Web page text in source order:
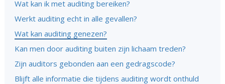
Wat kan ik met auditing bereiken?
Werkt auditing echt in alle gevallen?
Wat kan auditing genezen?
Kan men door auditing buiten zijn lichaam treden?
Zijn auditors gebonden aan een gedragscode?
Blijft alle informatie die tijdens auditing wordt onthuld